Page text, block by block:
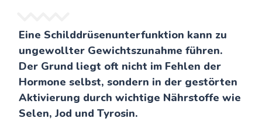
Eine Schilddrüsenunterfunktion kann zu
ungewollter Gewichtszunahme führen.
Der Grund liegt oft nicht im Fehlen der
Hormone selbst, sondern in der gestörten
Aktivierung durch wichtige Nährstoffe wie
Selen, Jod und Tyrosin.